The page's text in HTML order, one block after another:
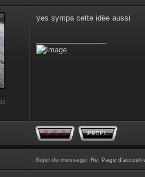
yes sympa cette idée aussi
Sujet du message: Re: Page d'accueil